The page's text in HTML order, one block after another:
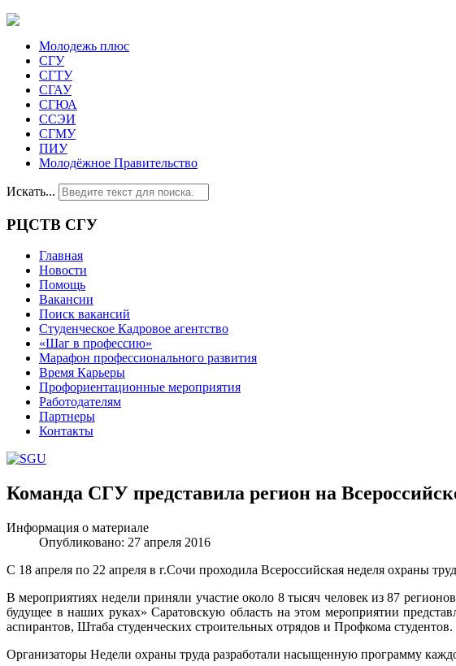
Молодежь плюс
СГУ
СГТУ
СГАУ
СГЮА
ССЭИ
СГМУ
ПИУ
Молодёжное Правительство
Искать...
РЦСТВ СГУ
Главная
Новости
Помощь
Вакансии
Поиск вакансий
Студенческое Кадровое агентство
«Шаг в профессию»
Марафон профессионального развития
Время Карьеры
Профориентационные мероприятия
Работодателям
Партнеры
Контакты
Шаблоны Joomla 3 здесь:http://www.joomla3x.ru/joomla3-templates.html
Команда СГУ представила регион на
Информация о материале
Опубликовано: 27 апреля 2016
С 18 апреля по 22 апреля в г.Сочи проходила Всероссийская неделя охраны
В мероприятиях недели приняли участие около 8 тысяч человек из 87
будущее в наших руках» Саратовскую область на этом мероприятии
аспирантов, Штаба студенческих строительных отрядов и Профкома студентов.
Организаторы Недели охраны труда разработали насыщенную программу